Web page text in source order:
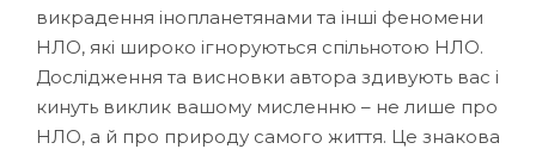
викрадення інопланетянами та інші феномени
НЛО, які широко ігноруються спільнотою НЛО.
Дослідження та висновки автора здивують вас і
кинуть виклик вашому мисленню – не лише про
НЛО, а й про природу самого життя. Це знакова